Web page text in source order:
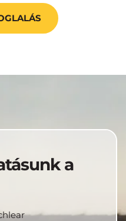
a